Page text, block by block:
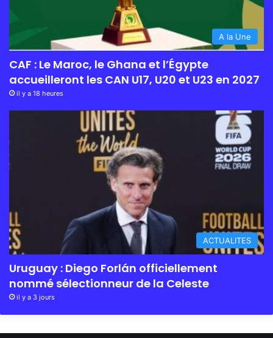
A la Une
CAF : Le Maroc, le Ghana et l’Égypte
accueilleront les CAN U17, U20 et U23 en 2027
il y a 18 heures
ACTUALITES
Uruguay : Diego Forlán officiellement
nommé sélectionneur de la Celeste
il y a 3 jours